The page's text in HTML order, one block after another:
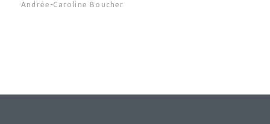
Andrée-Caroline Boucher